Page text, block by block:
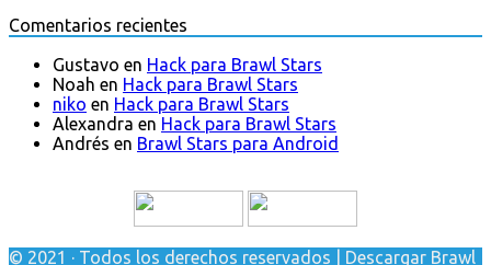
Comentarios recientes
Gustavo en Hack para Brawl Stars
Noah en Hack para Brawl Stars
niko en Hack para Brawl Stars
Alexandra en Hack para Brawl Stars
Andrés en Brawl Stars para Android
© 2021 · Todos los derechos reservados | Descargar Brawl